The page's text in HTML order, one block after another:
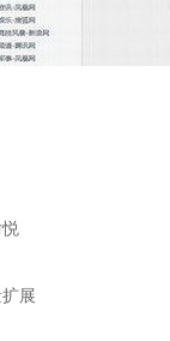
展